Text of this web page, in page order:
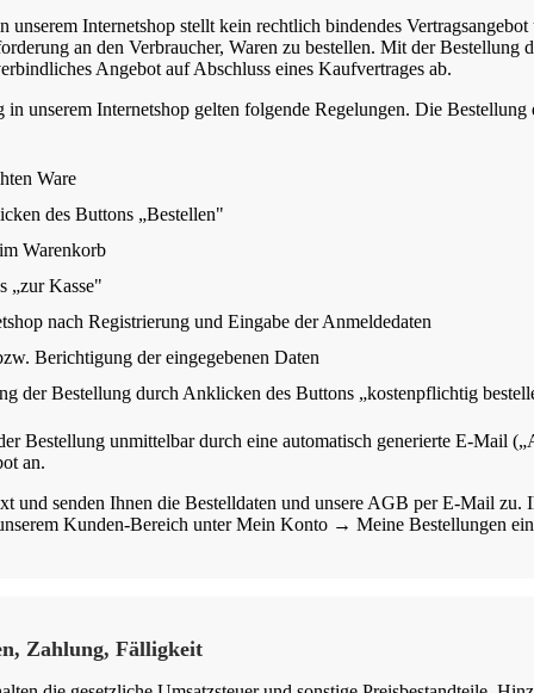
unserem Internetshop stellt kein rechtlich bindendes Vertragsangebot
an den Verbraucher, Waren zu bestellen. Mit der Bestellung
Angebot auf Abschluss eines Kaufvertrages ab.
unserem Internetshop gelten folgende Regelungen. Die
Ware
des Buttons „Bestellen"
Warenkorb
„zur Kasse"
nach Registrierung und Eingabe der Anmeldedaten
Berichtigung der eingegebenen Daten
der Bestellung durch Anklicken des Buttons „kostenpflichtig
Bestellung unmittelbar durch eine automatisch generierte E-Mail
an.
und senden Ihnen die Bestelldaten und unsere AGB per E-Mail zu.
Kunden-Bereich unter Mein Konto → Meine Bestellungen
Zahlung, Fälligkeit